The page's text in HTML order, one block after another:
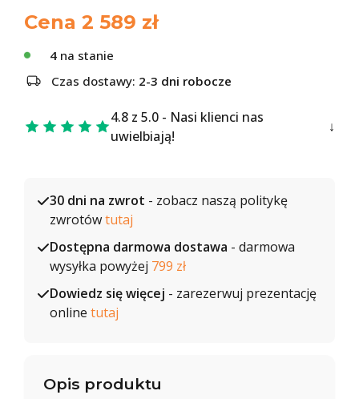
Cena 2 589 zł
4 na stanie
Czas dostawy: 2-3 dni robocze
4.8 z 5.0 - Nasi klienci nas
uwielbiają!
30 dni na zwrot - zobacz naszą politykę
zwrotówtutaj
Dostępna darmowa dostawa - darmowa
wysyłka powyżej 799 zł
Dowiedz się więcej - zarezerwuj prezentację
online tutaj
Opis produktu